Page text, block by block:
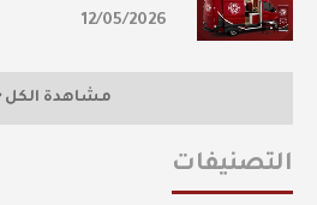
12/05/2026
مشاهدة الكل
التصنيفات